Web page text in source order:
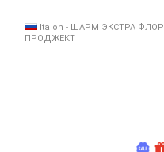
Italon - ШАРМ ЭКСТРА ФЛОР
ПРОДЖЕКТ